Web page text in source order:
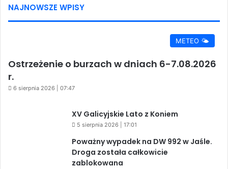
NAJNOWSZE WPISY
METEO 🌤️
Ostrzeżenie o burzach w dniach 6-7.08.2026
r.
6 sierpnia 2026 | 07:47
XV Galicyjskie Lato z Koniem
5 sierpnia 2026 | 17:01
Poważny wypadek na DW 992 w Jaśle.
Droga została całkowicie
zablokowana